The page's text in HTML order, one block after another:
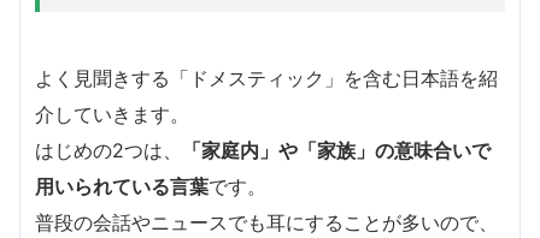
よく見聞きする「ドメスティック」を含む日本語を紹
介していきます。
はじめの2つは、
「家庭内」や「家族」の意味合いで
用いられている言葉です。
普段の会話やニュースでも耳にすることが多いので、